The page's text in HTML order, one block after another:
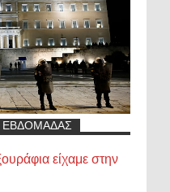
ΕΒΔΟΜΑΔΑΣ
είχαμε στην